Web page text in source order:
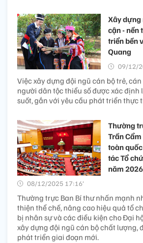
Xây dựng
cận - nền
triển bền
Quang
09/12/
Việc xây dựng đội ngũ cán bộ trẻ,
người dân tộc thiểu số được xác định
suốt, gắn với yêu cầu phát triển thực
Thường
Trần
toàn
tác Tổ
năm 2026
08/12/2025 17:16’
Thường trực Ban Bí thư nhấn mạnh
thiện thể chế, nâng cao hiệu quả tổ
bị nhân sự và các điều kiện cho Đại
xây dựng đội ngũ cán bộ chất lượng,
phát triển giai đoạn mới.